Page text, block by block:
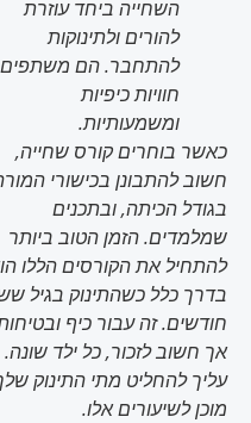
השחייה ביחד עוזרת
להורים ולתינוקות
להתחבר. הם משתפים
חוויות כיפיות
ומשמעותיות.
כאשר בוחרים קורס שחייה,
חשוב להתבונן בכישורי המורה,
בגודל הכיתה, ובתכנים
שמלמדים. הזמן הטוב ביותר
להתחיל את הקורסים הללו הוא
בדרך כלל כשהתינוק בגיל שש
חודשים. זה עבור כיף ובטיחות.
אך חשוב לזכור, כל ילד שונה.
עליך להחליט מתי התינוק שלך
מוכן לשיעורים אלו.